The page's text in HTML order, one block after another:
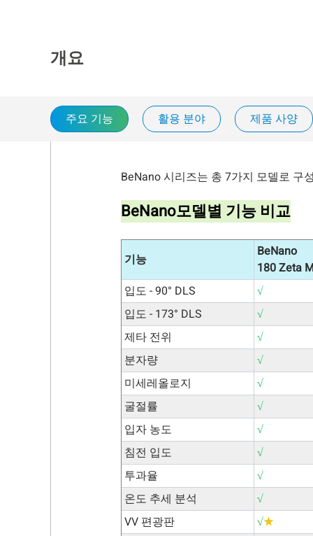
개요
주요 기능 활용 분야 제품 사양
BeNano 시리즈는 총 7가지 모델로 구
BeNano모델별 기능 비교
기능
BeNano
180 Zeta
입도 - 90° DLS
√
입도 - 173° DLS
√
제타 전위
√
분자량
√
미세레올로지
√
굴절률
√
입자 농도
√
침전 입도
√
투과율
√
온도 추세 분석
√
VV 편광판
√★